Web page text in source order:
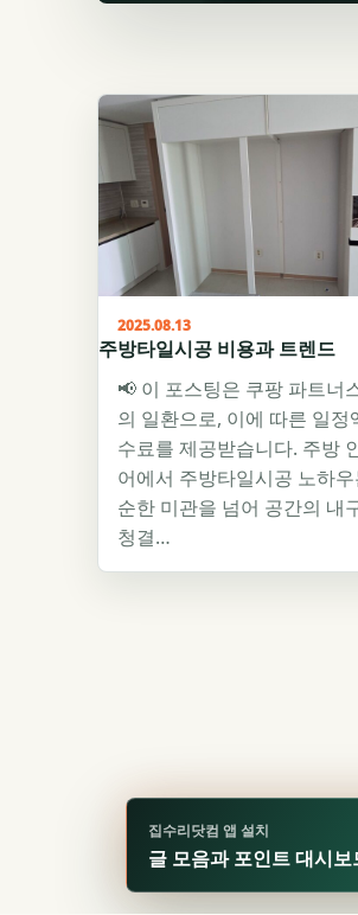
2025.08.13
주방타일시공 비용과 트렌드
📢 이 포스팅은 쿠팡 파트너
의 일환으로, 이에 따른 일정
수료를 제공받습니다. 주방
어에서 주방타일시공 노하
순한 미관을 넘어 공간의 내
청결…
집수리닷컴 앱 설치
글 모음과 포인트 대시